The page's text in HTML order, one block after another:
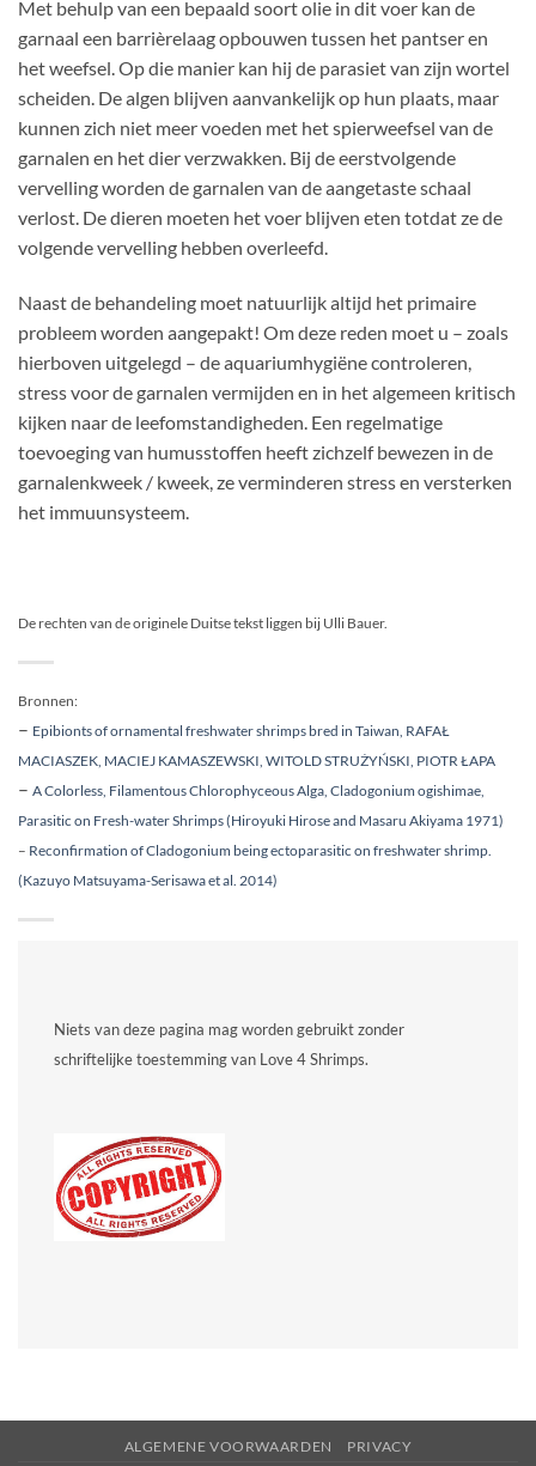
Met behulp van een bepaald soort olie in dit voer kan de
garnaal een barrièrelaag opbouwen tussen het pantser en
het weefsel. Op die manier kan hij de parasiet van zijn wortel
scheiden. De algen blijven aanvankelijk op hun plaats, maar
kunnen zich niet meer voeden met het spierweefsel van de
garnalen en het dier verzwakken. Bij de eerstvolgende
vervelling worden de garnalen van de aangetaste schaal
verlost. De dieren moeten het voer blijven eten totdat ze de
volgende vervelling hebben overleefd.
Naast de behandeling moet natuurlijk altijd het primaire
probleem worden aangepakt! Om deze reden moet u – zoals
hierboven uitgelegd – de aquariumhygiëne controleren,
stress voor de garnalen vermijden en in het algemeen kritisch
kijken naar de leefomstandigheden. Een regelmatige
toevoeging van humusstoffen heeft zichzelf bewezen in de
garnalenkweek / kweek, ze verminderen stress en versterken
het immuunsysteem.
De rechten van de originele Duitse tekst liggen bij Ulli Bauer.
Bronnen:
– Epibionts of ornamental freshwater shrimps bred in Taiwan, RAFAŁ
MACIASZEK, MACIEJ KAMASZEWSKI, WITOLD STRUŻYŃSKI, PIOTR ŁAPA
– A Colorless, Filamentous Chlorophyceous Alga, Cladogonium ogishimae,
Parasitic on Fresh-water Shrimps (Hiroyuki Hirose and Masaru Akiyama 1971)
– Reconfirmation of Cladogonium being ectoparasitic on freshwater shrimp.
(Kazuyo Matsuyama-Serisawa et al. 2014)
Niets van deze pagina mag worden gebruikt zonder
schriftelijke toestemming van Love 4 Shrimps.
ALGEMENE VOORWAARDEN PRIVACY